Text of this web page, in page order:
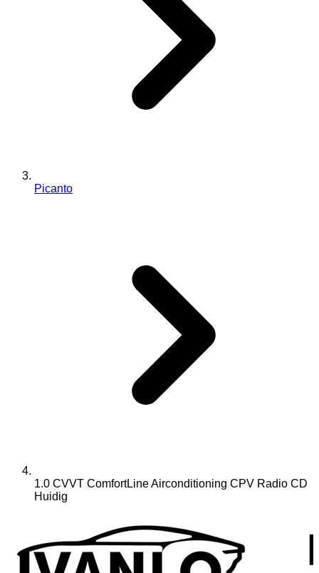
Picanto
1.0 CVVT ComfortLine Airconditioning CPV Radio CD
Huidig